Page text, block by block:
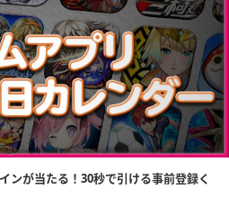
ンが当たる！30秒で引ける事前登録く